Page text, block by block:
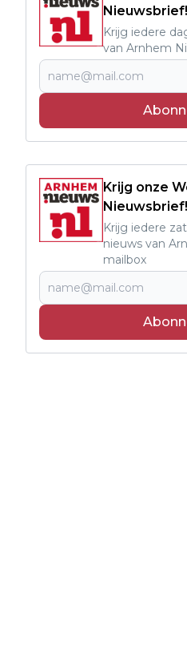
Nieuwsbrief!
Krijg iedere
van Arnhem
Krijg onze
Nieuwsbrief!
Krijg iedere
nieuws van
mailbox